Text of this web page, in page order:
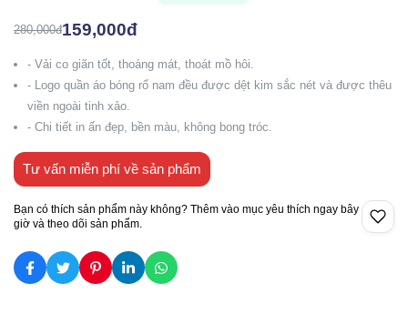
280,000đ159,000đ
- Vải co giãn tốt, thoáng mát, thoát mồ hôi.
- Logo quần áo bóng rổ nam đều được dệt kim sắc nét và được thêu
viền ngoài tinh xảo.
- Chi tiết in ấn đẹp, bền màu, không bong tróc.
Tư vấn miễn phí về sản phẩm
Bạn có thích sản phẩm này không? Thêm vào mục yêu thích ngay bây
giờ và theo dõi sản phẩm.